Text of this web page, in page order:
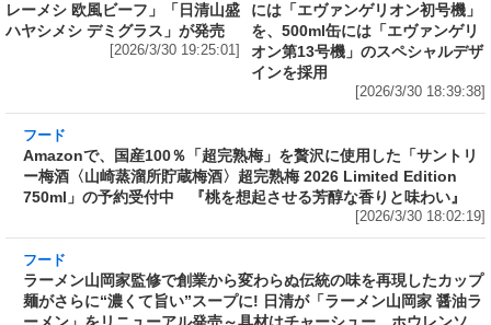
レーメシ 欧風ビーフ」「日清山盛
ハヤシメシ デミグラス」が発売
[2026/3/30 19:25:01]
には「エヴァンゲリオン初号機」
を、500ml缶には「エヴァンゲリ
オン第13号機」のスペシャルデザ
インを採用
[2026/3/30 18:39:38]
Amazonで、国産100％「超完熟梅」を贅沢に使
用した「サントリー梅酒〈山崎蒸溜所貯蔵梅
酒〉超完熟梅 2026 Limited Edition 750ml」の
予約受付中 『桃を想起させる芳醇な香りと味
わい』
フード